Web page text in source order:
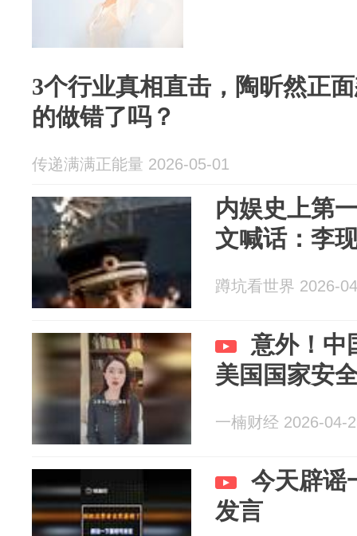
3个行业真相直击，陶昕然正
的做错了吗？
传递满满正能量 2026-05-01
内娱史上第
文喊话：李
蹲坑看世界 2026-
意外！中
美国国家安
一楠财经 2026-04-
今天辟谣
发言